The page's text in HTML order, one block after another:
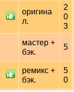
оригина
л.
2
0
3
мастер +
бэк.
5
ремикс +
бэк.
5
0